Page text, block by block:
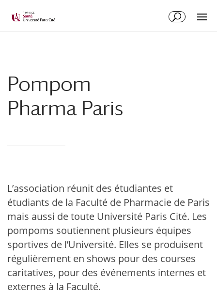
Pompom
Pharma Paris
L’association réunit des étudiantes et
étudiants de la Faculté de Pharmacie de Paris
mais aussi de toute Université Paris Cité. Les
pompoms soutiennent plusieurs équipes
sportives de l’Université. Elles se produisent
régulièrement en shows pour des courses
caritatives, pour des événements internes et
externes à la Faculté.